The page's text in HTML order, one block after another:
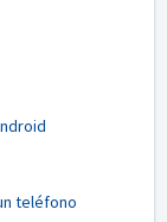
teléfono